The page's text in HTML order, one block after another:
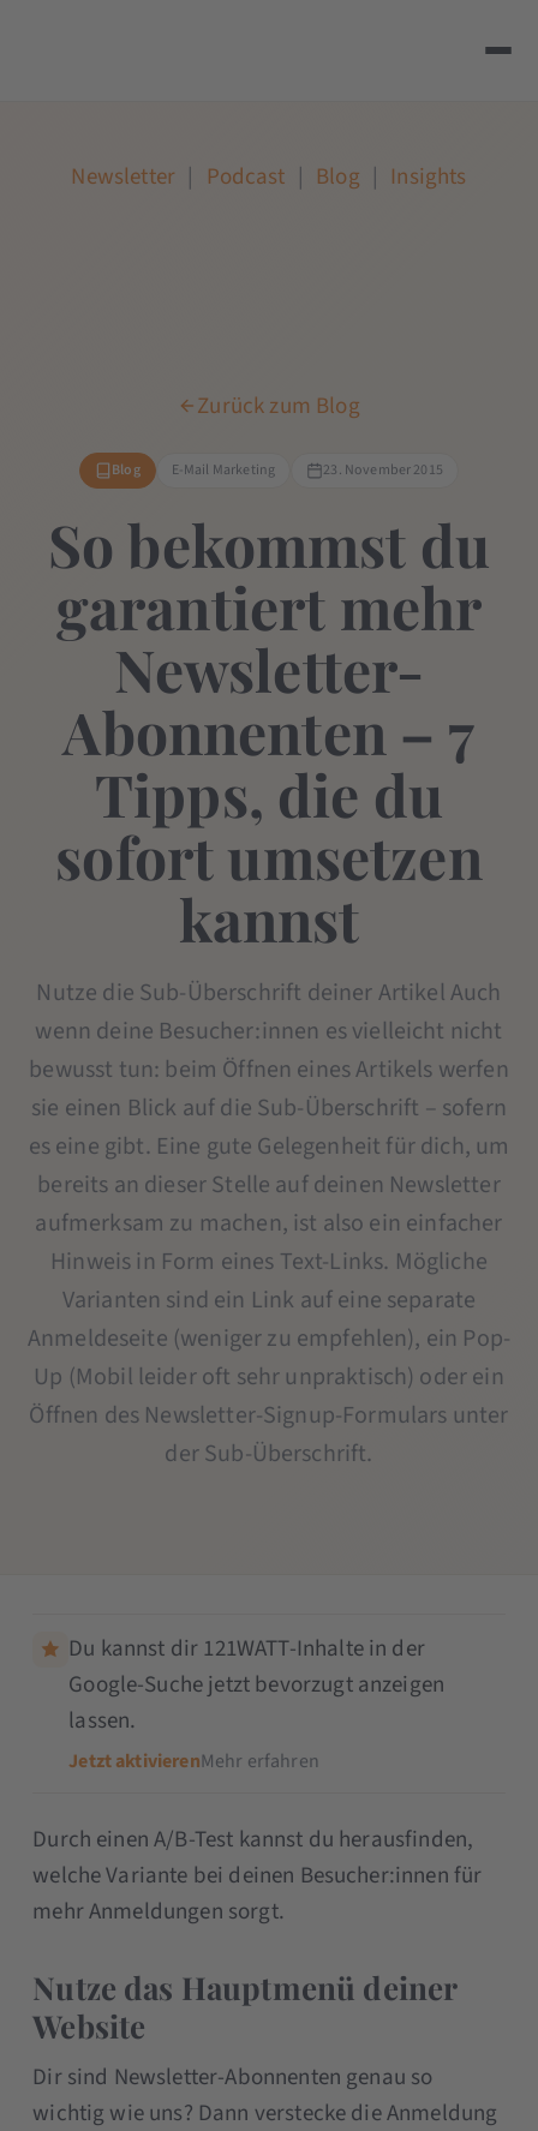
Newsletter | Podcast | Blog | Insights
Zurück zum Blog
Blog E-Mail Marketing 23. November 2015
So bekommst du
garantiert mehr
Newsletter-
Abonnenten – 7
Tipps, die du
sofort umsetzen
kannst
Nutze die Sub-Überschrift deiner Artikel Auch
wenn deine Besucher:innen es vielleicht nicht
bewusst tun: beim Öffnen eines Artikels werfen
sie einen Blick auf die Sub-Überschrift – sofern
es eine gibt. Eine gute Gelegenheit für dich, um
bereits an dieser Stelle auf deinen Newsletter
aufmerksam zu machen, ist also ein einfacher
Hinweis in Form eines Text-Links. Mögliche
Varianten sind ein Link auf eine separate
Anmeldeseite (weniger zu empfehlen), ein Pop-
Up (Mobil leider oft sehr unpraktisch) oder ein
Öffnen des Newsletter-Signup-Formulars unter
der Sub-Überschrift.
Du kannst dir 121WATT-Inhalte in der
Google-Suche jetzt bevorzugt anzeigen
lassen.
Jetzt aktivierenMehr erfahren
Durch einen A/B-Test kannst du herausfinden,
welche Variante bei deinen Besucher:innen für
mehr Anmeldungen sorgt.
Nutze das Hauptmenü deiner
Website
Dir sind Newsletter-Abonnenten genau so
wichtig wie uns? Dann verstecke die Anmeldung